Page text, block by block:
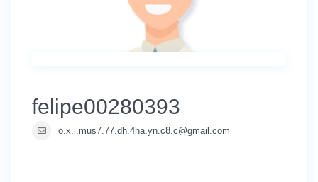
felipe00280393
o.x.i.mus7.77.dh.4ha.yn.c8.c@gmail.com